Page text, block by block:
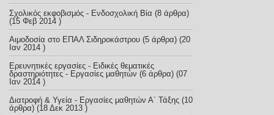
Σχολικός εκφοβισμός - Ενδοσχολική Βία (8 άρθρα)
(15 Φεβ 2014 )
Αιμοδοσία στο ΕΠΑΛ Σιδηροκάστρου (5 άρθρα) (20
Ιαν 2014 )
Ερευνητικές εργασίες - Ειδικές θεματικές
δραστηριότητες - Εργασίες μαθητών (6 άρθρα) (07
Ιαν 2014 )
Διατροφή & Υγεία - Εργασίες μαθητών Α΄ Τάξης (10
άρθρα) (18 Δεκ 2013 )